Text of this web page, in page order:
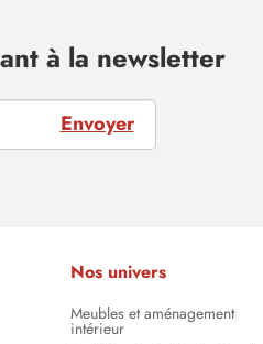
à la newsletter
Envoyer
Nos univers
Meubles et aménagement
intérieur